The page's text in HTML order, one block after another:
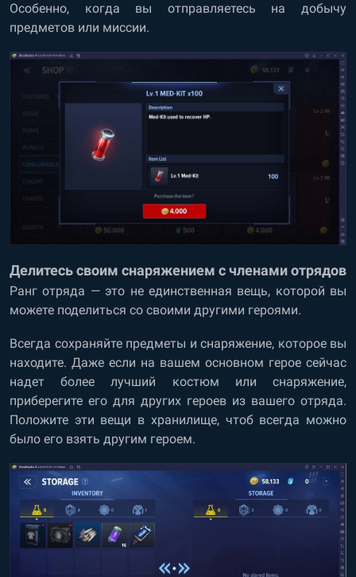
Особенно, когда вы отправляетесь на добычу
предметов или миссии.
Делитесь своим снаряжением с членами отрядов
Ранг отряда — это не единственная вещь, которой вы
можете поделиться со своими другими героями.
Всегда сохраняйте предметы и снаряжение, которое вы
находите. Даже если на вашем основном герое сейчас
надет более лучший костюм или снаряжение,
приберегите его для других героев из вашего отряда.
Положите эти вещи в хранилище, чтоб всегда можно
было его взять другим героем.